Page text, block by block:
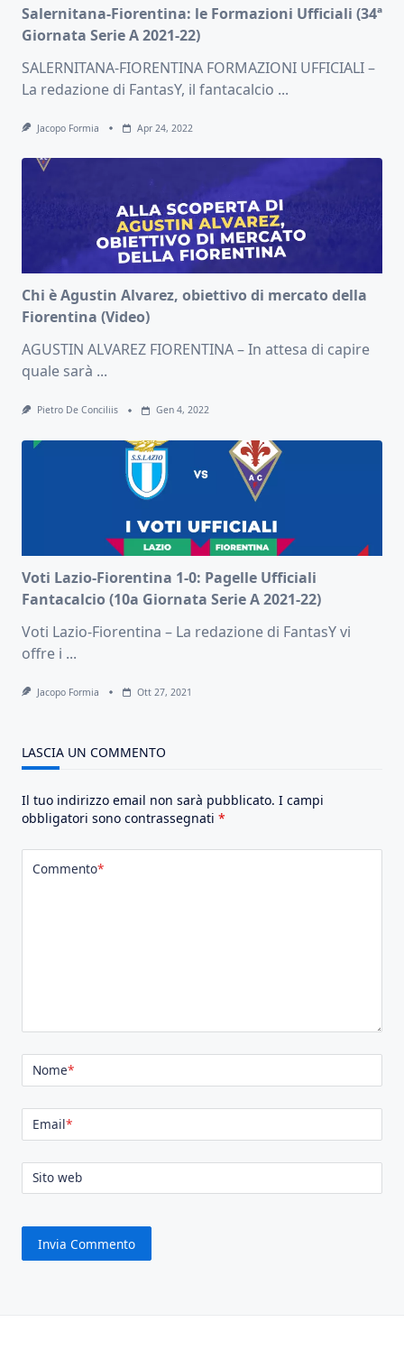
Salernitana-Fiorentina: le Formazioni Ufficiali (34ª
Giornata Serie A 2021-22)
SALERNITANA-FIORENTINA FORMAZIONI UFFICIALI –
La redazione di FantasY, il fantacalcio ...
Jacopo Formia Apr 24, 2022
Chi è Agustin Alvarez, obiettivo di mercato della
Fiorentina (Video)
AGUSTIN ALVAREZ FIORENTINA – In attesa di capire
quale sarà ...
Pietro De Conciliis Gen 4, 2022
Voti Lazio-Fiorentina 1-0: Pagelle Ufficiali
Fantacalcio (10a Giornata Serie A 2021-22)
Voti Lazio-Fiorentina – La redazione di FantasY vi
offre i ...
Jacopo Formia Ott 27, 2021
LASCIA UN COMMENTO
Il tuo indirizzo email non sarà pubblicato. I campi
obbligatori sono contrassegnati *
Commento*
Nome*
Email*
Sito web